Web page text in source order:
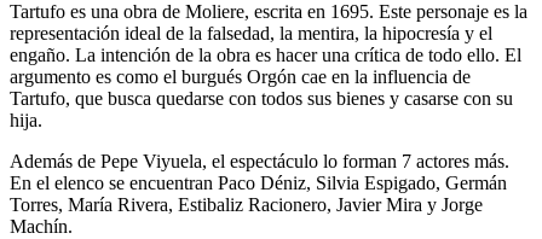
Tartufo es una obra de Moliere, escrita en 1695. Este personaje es la
representación ideal de la falsedad, la mentira, la hipocresía y el
engaño. La intención de la obra es hacer una crítica de todo ello. El
argumento es como el burgués Orgón cae en la influencia de
Tartufo, que busca quedarse con todos sus bienes y casarse con su
hija.
Además de Pepe Viyuela, el espectáculo lo forman 7 actores más.
En el elenco se encuentran Paco Déniz, Silvia Espigado, Germán
Torres, María Rivera, Estibaliz Racionero, Javier Mira y Jorge
Machín.